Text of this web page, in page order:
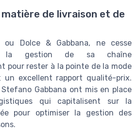
de livraison et de
ou Dolce & Gabbana, ne cesse
la gestion de sa chaîne
pour rester à la pointe de la mode
excellent rapport qualité-prix.
Gabbana ont mis en place
qui capitalisent sur la
pour optimiser la gestion des